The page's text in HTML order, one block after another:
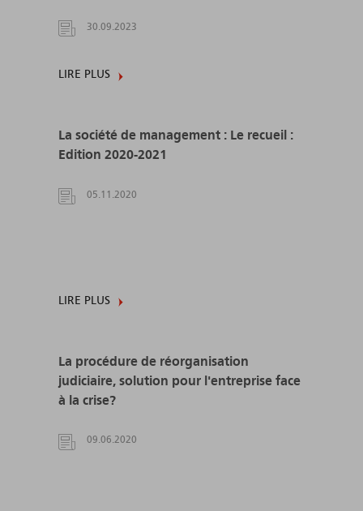
30.09.2023
LIRE PLUS
La société de management : Le recueil :
Edition 2020-2021
05.11.2020
LIRE PLUS
La procédure de réorganisation
judiciaire, solution pour l'entreprise face
à la crise?
09.06.2020